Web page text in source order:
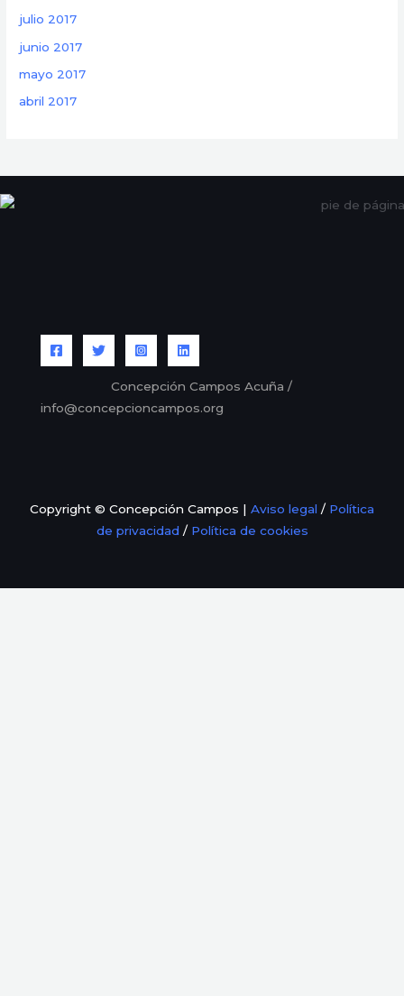
julio 2017
junio 2017
mayo 2017
abril 2017
Concepción Campos Acuña /
info@concepcioncampos.org
Copyright © Concepción Campos | Aviso legal / Política
de privacidad/ Política de cookies